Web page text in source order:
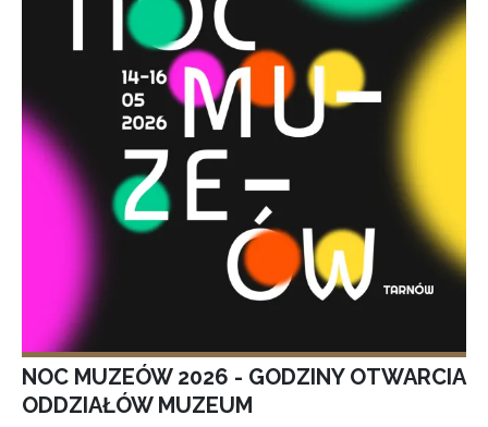
NOC MUZEÓW 2026 - GODZINY OTWARCIA
ODDZIAŁÓW MUZEUM